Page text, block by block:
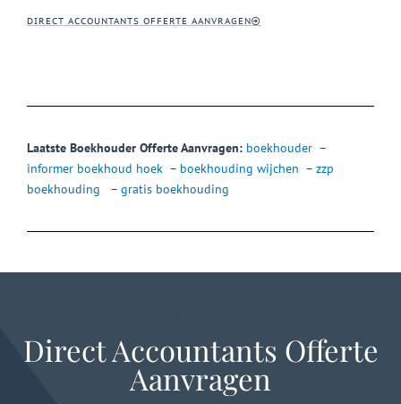
DIRECT ACCOUNTANTS OFFERTE AANVRAGEN
Laatste Boekhouder Offerte Aanvragen: boekhouder –
informer boekhoud hoek – boekhouding wijchen – zzp
boekhouding
– gratis boekhouding
Direct Accountants Offerte
Aanvragen